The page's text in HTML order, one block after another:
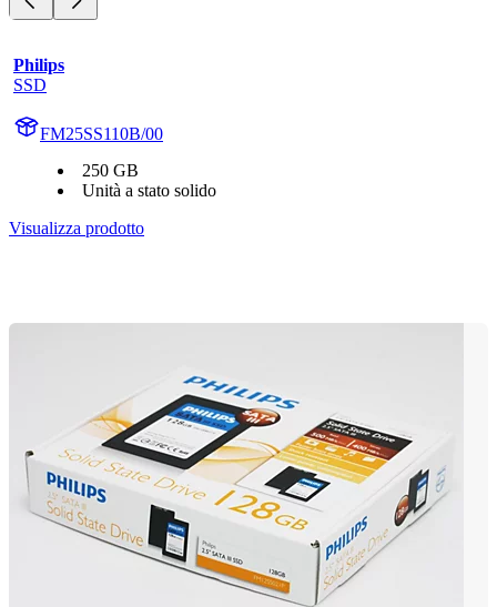
Philips
SSD
FM25SS110B/00
250 GB
Unità a stato solido
Visualizza prodotto